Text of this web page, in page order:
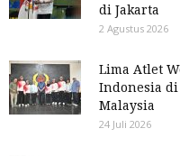
di Jakarta
2 Agustus 2026
Lima Atlet
Indonesia di
Malaysia
24 Juli 2026